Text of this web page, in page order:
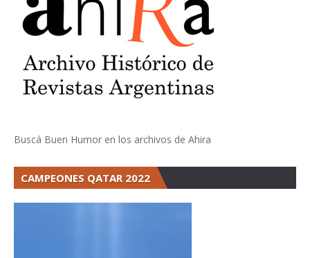
Buscá Buen Humor en los archivos de Ahira
CAMPEONES QATAR 2022